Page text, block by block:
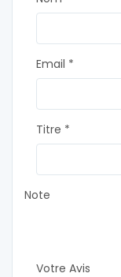
Email *
Titre *
Note
Votre Avis